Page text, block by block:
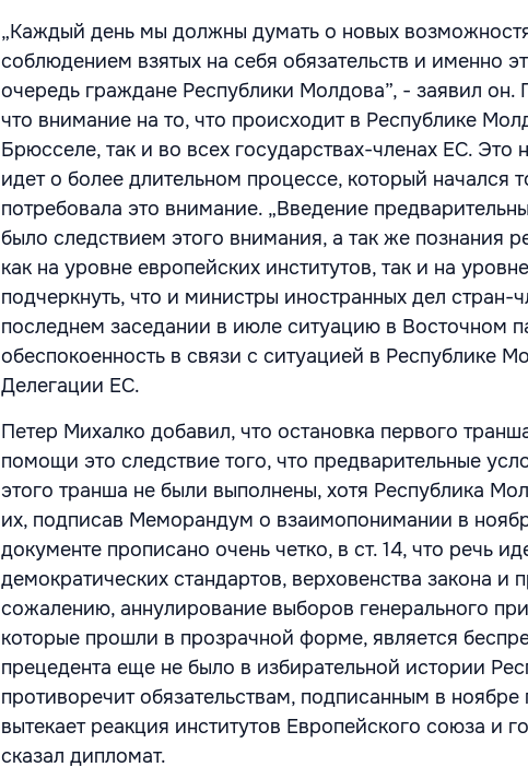
„Каждый день мы должны думать о новых
соблюдением взятых на себя обязательств и именно
очередь граждане Республики Молдова”, - заявил он.
что внимание на то, что происходит в Республике
Брюсселе, так и во всех государствах-членах ЕС. Это
идет о более длительном процессе, который начался
потребовала это внимание. „Введение
было следствием этого внимания, а так же познания
как на уровне европейских институтов, так и на
подчеркнуть, что и министры иностранных дел стран-
последнем заседании в июле ситуацию в Восточном
обеспокоенность в связи с ситуацией в Республике
Делегации ЕС.
Петер Михалко добавил, что остановка первого
помощи это следствие того, что предварительные
этого транша не были выполнены, хотя Республика
их, подписав Меморандум о взаимопонимании в
документе прописано очень четко, в ст. 14, что речь
демократических стандартов, верховенства закона и
сожалению, аннулирование выборов генерального
которые прошли в прозрачной форме, является
прецедента еще не было в избирательной истории
противоречит обязательствам, подписанным в
вытекает реакция институтов Европейского союза и
сказал дипломат.